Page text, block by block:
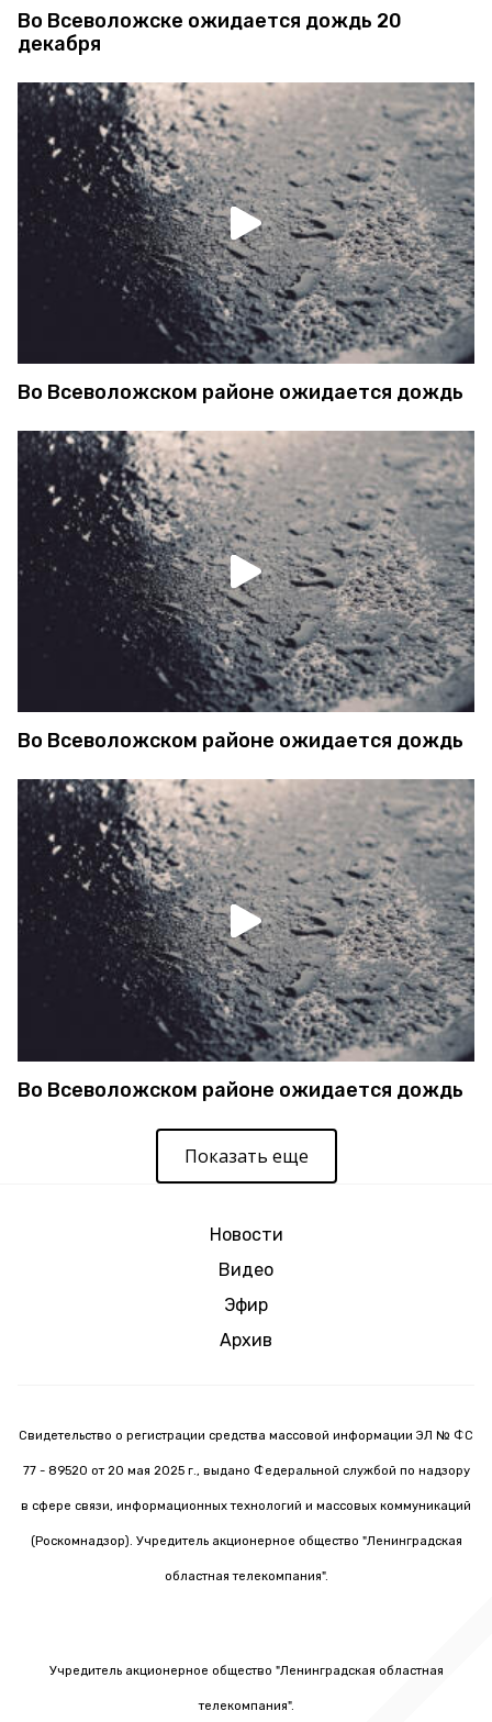
Во Всеволожске ожидается дождь 20
декабря
Во Всеволожском районе ожидается дождь
Во Всеволожском районе ожидается дождь
Во Всеволожском районе ожидается дождь
Показать еще
Новости
Видео
Эфир
Архив
Свидетельство о регистрации средства массовой информации ЭЛ № ФС
77 - 89520 от 20 мая 2025 г., выдано Федеральной службой по надзору
в сфере связи, информационных технологий и массовых коммуникаций
(Роскомнадзор). Учредитель акционерное общество "Ленинградская
областная телекомпания".
Учредитель акционерное общество "Ленинградская областная
телекомпания".